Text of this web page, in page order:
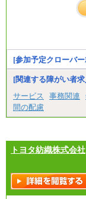
月
※年
※試
※昇
[参加予定クローバ
[関連する障がい者
サービス
事務関連
間の配慮
トヨタ紡織株式会社